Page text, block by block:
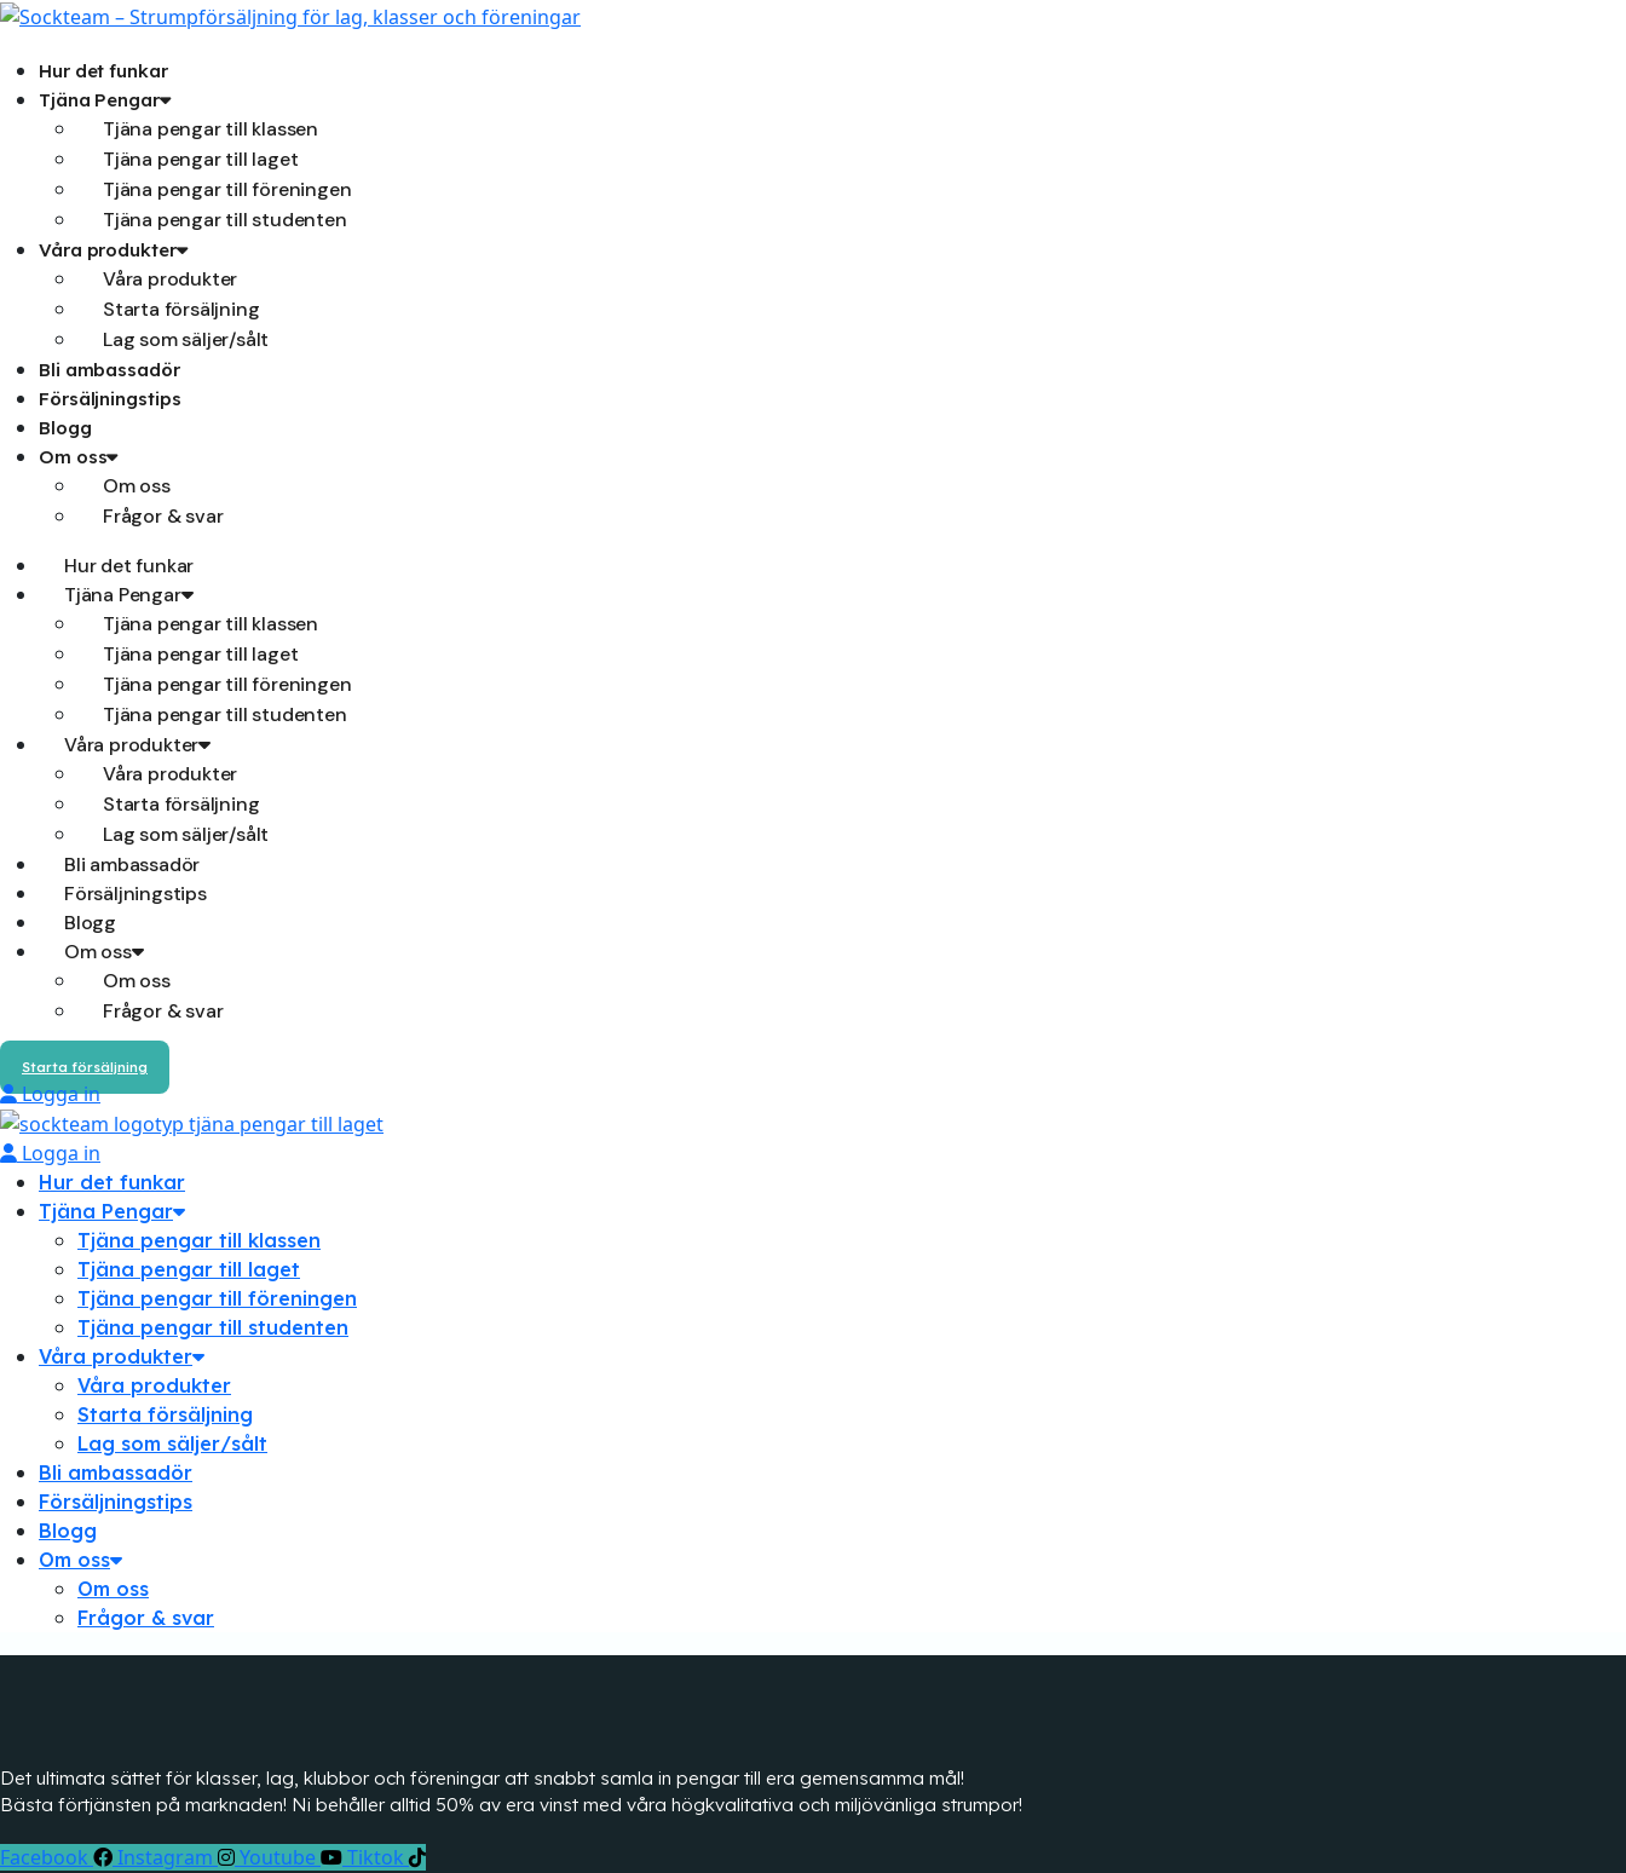
Hoppa
innehållHur det funkar
Tjäna Pengar
Tjäna pengar till klassen
Tjäna pengar till laget
Tjäna pengar till föreningen
Tjäna pengar till studenten
Våra produkter
Våra produkter
Starta försäljning
Lag som säljer/sålt
Bli ambassadör
Försäljningstips
Blogg
Om oss
Om oss
Frågor & svar
Hur det funkar
Tjäna Pengar
Tjäna pengar till klassen
Tjäna pengar till laget
Tjäna pengar till föreningen
Tjäna pengar till studenten
Våra produkter
Våra produkter
Starta försäljning
Lag som säljer/sålt
Bli ambassadör
Försäljningstips
Blogg
Om oss
Om oss
Frågor & svar
Starta försäljning
Logga in
Logga in
Hur det funkar
Tjäna Pengar
Tjäna pengar till klassen
Tjäna pengar till laget
Tjäna pengar till föreningen
Tjäna pengar till studenten
Våra produkter
Våra produkter
Starta försäljning
Lag som säljer/sålt
Bli ambassadör
Försäljningstips
Blogg
Om oss
Om oss
Frågor & svar
Det ultimata sättet för klasser, lag, klubbor och föreningar att snabbt samla in pengar till era gemensamma mål!
Bästa förtjänsten på marknaden! Ni behåller alltid 50% av era vinst med våra högkvalitativa och miljövänliga strumpor!
Facebook Instagram Youtube Tiktok